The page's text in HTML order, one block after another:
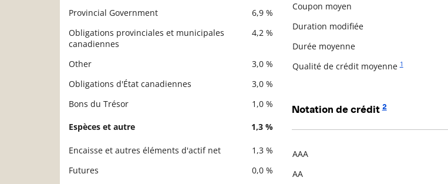
Provincial Government
6,9 %
Obligations provinciales et municipales
canadiennes
4,2 %
Other
3,0 %
Obligations d'État canadiennes
3,0 %
Bons du Trésor
1,0 %
Espèces et autre 1,3 %
Encaisse et autres éléments d'actif net
1,3 %
Futures
0,0 %
Coupon moyen
Duration modifiée
Durée moyenne
Qualité de crédit moyenne 1
Notation de crédit2
AAA
AA